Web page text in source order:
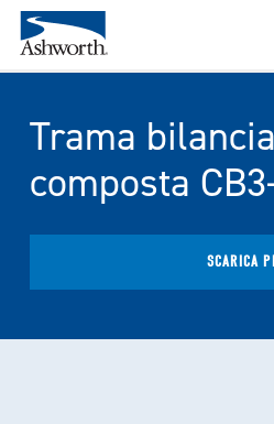
Trama
composta
SCARICA